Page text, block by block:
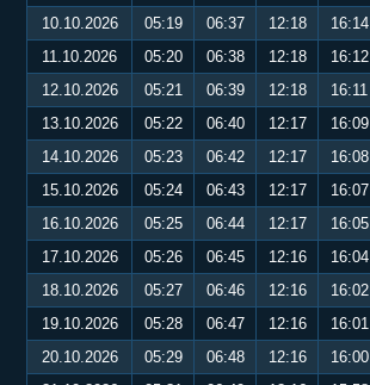
10.10.2026
05:19 06:37 12:18 16:14
11.10.2026
05:20 06:38 12:18 16:12
12.10.2026
05:21 06:39 12:18 16:11
13.10.2026
05:22 06:40 12:17 16:09
14.10.2026
05:23 06:42 12:17 16:08
15.10.2026
05:24 06:43 12:17 16:07
16.10.2026
05:25 06:44 12:17 16:05
17.10.2026
05:26 06:45 12:16 16:04
18.10.2026
05:27 06:46 12:16 16:02
19.10.2026
05:28 06:47 12:16 16:01
20.10.2026
05:29 06:48 12:16 16:00